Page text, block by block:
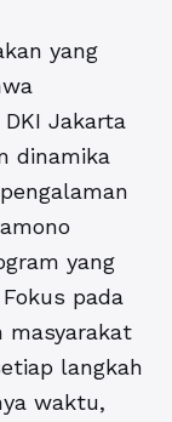
yang
Jakarta
dinamika
yang
pada
masyarakat
langkah
waktu,